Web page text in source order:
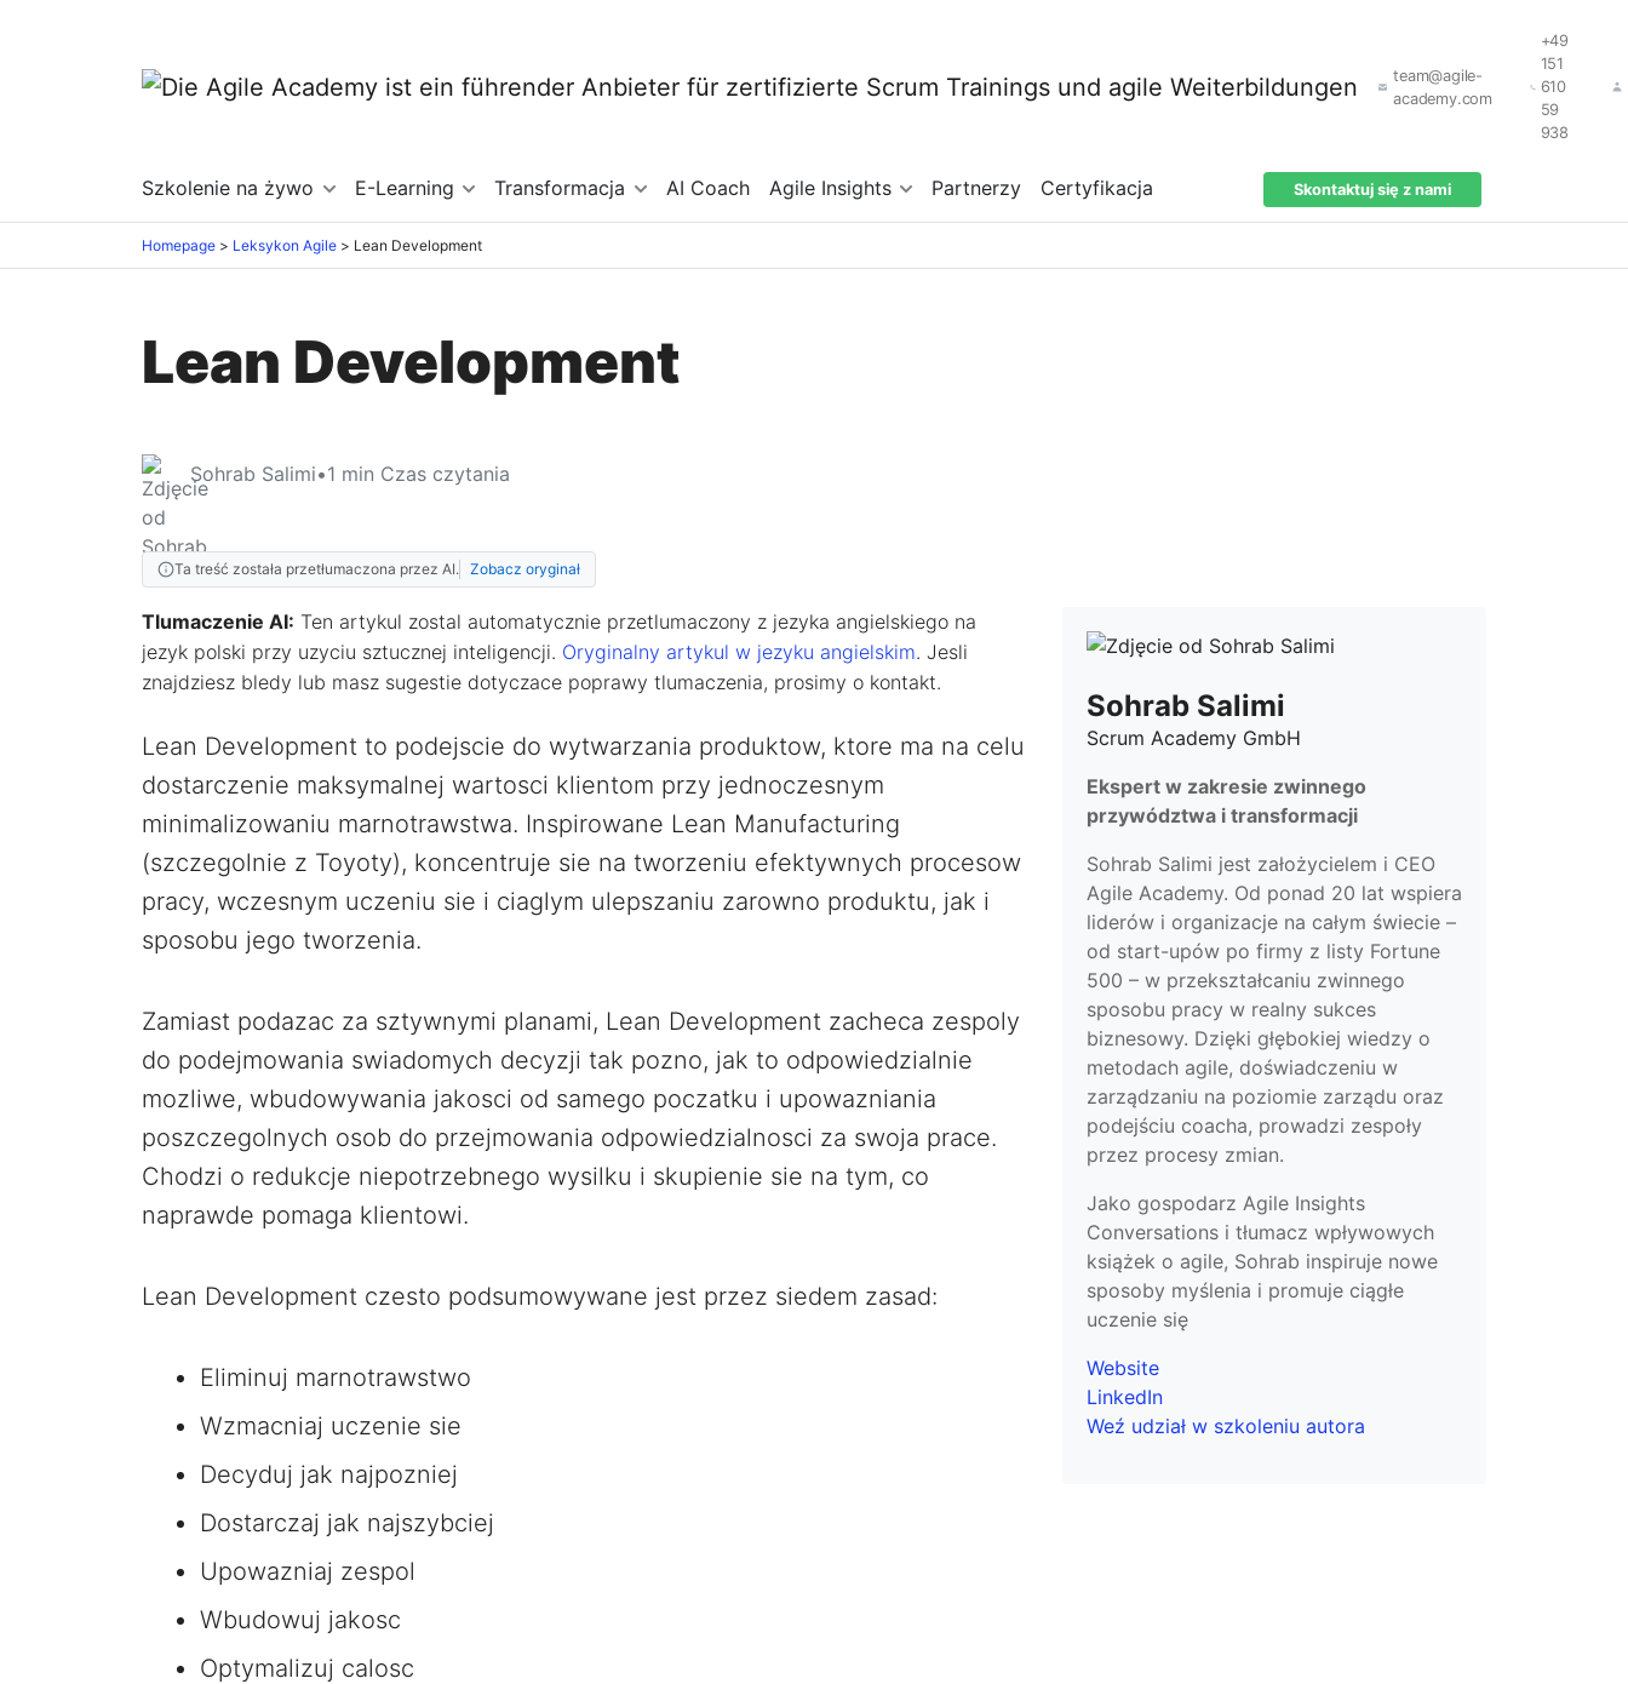
team@agile-
academy.com
+49
151
610
59
938
Szkolenie na żywo E-Learning Transformacja AI Coach Agile Insights Partnerzy Certyfikacja Skontaktuj się z nami
Homepage Leksykon Agile Lean Development
Lean Development
Sohrab Salimi•1 min Czas czytania
Ta treść została przetłumaczona przez AI. Zobacz oryginał
Tlumaczenie AI: Ten artykul zostal automatycznie przetlumaczony z jezyka angielskiego na
jezyk polski przy uzyciu sztucznej inteligencji. Oryginalny artykul w jezyku angielskim. Jesli
znajdziesz bledy lub masz sugestie dotyczace poprawy tlumaczenia, prosimy o kontakt.
Lean Development to podejscie do wytwarzania produktow, ktore ma na celu
dostarczenie maksymalnej wartosci klientom przy jednoczesnym
minimalizowaniu marnotrawstwa. Inspirowane Lean Manufacturing
(szczegolnie z Toyoty), koncentruje sie na tworzeniu efektywnych procesow
pracy, wczesnym uczeniu sie i ciaglym ulepszaniu zarowno produktu, jak i
sposobu jego tworzenia.
Zamiast podazac za sztywnymi planami, Lean Development zacheca zespoly
do podejmowania swiadomych decyzji tak pozno, jak to odpowiedzialnie
mozliwe, wbudowywania jakosci od samego poczatku i upowazniania
poszczegolnych osob do przejmowania odpowiedzialnosci za swoja prace.
Chodzi o redukcje niepotrzebnego wysilku i skupienie sie na tym, co
naprawde pomaga klientowi.
Lean Development czesto podsumowywane jest przez siedem zasad:
Eliminuj marnotrawstwo
Wzmacniaj uczenie sie
Decyduj jak najpozniej
Dostarczaj jak najszybciej
Upowazniaj zespol
Wbudowuj jakosc
Optymalizuj calosc
Sohrab Salimi
Scrum Academy GmbH
Ekspert w zakresie zwinnego
przywództwa i transformacji
Sohrab Salimi jest założycielem i CEO
Agile Academy. Od ponad 20 lat wspiera
liderów i organizacje na całym świecie –
od start-upów po firmy z listy Fortune
500 – w przekształcaniu zwinnego
sposobu pracy w realny sukces
biznesowy. Dzięki głębokiej wiedzy o
metodach agile, doświadczeniu w
zarządzaniu na poziomie zarządu oraz
podejściu coacha, prowadzi zespoły
przez procesy zmian.
Jako gospodarz Agile Insights
Conversations i tłumacz wpływowych
książek o agile, Sohrab inspiruje nowe
sposoby myślenia i promuje ciągłe
uczenie się
Website
LinkedIn
Weź udział w szkoleniu autora